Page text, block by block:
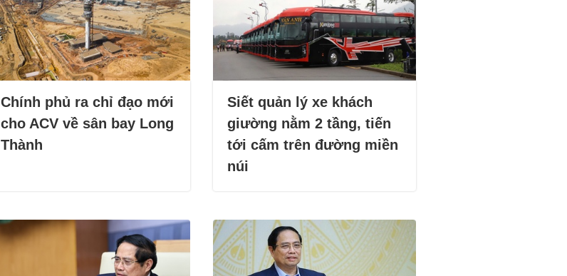
Chính phủ ra chỉ đạo mới
cho ACV về sân bay Long
Thành
Siết quản lý xe khách
giường nằm 2 tầng, tiến
tới cấm trên đường miền
núi